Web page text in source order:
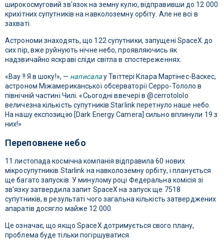
широкосмуговий зв'язок на земну кулю, відправивши до 12 000
крихітних супутників на навколоземну орбіту. Але не всі в
захваті.
Астрономи знаходять, що 122 супутники, запущені SpaceX до
сих пір, вже руйнують нічне небо, проявляючись як
надзвичайно яскраві сліди світла в спостереженнях.
«Вау !! Я в шоку!», — написалау Твіттері Клара Мартінес-Васкес,
астроном Міжамериканської обсерваторії Серро-Тололо в
північній частині Чилі. «Сьогодні ввечері в @cerrotololo
величезна кількість супутників Starlink перетнуло наше небо.
На нашу експозицію [Dark Energy Camera] сильно вплинули 19 з
них!»
Переповнене небо
11 листопада космічна компанія відправила 60 нових
мікросупутників Starlink на навколоземну орбіту, і планується
ще багато запусків. У минулому році Федеральна комісія зі
зв'язку затвердила запит SpaceX на запуск ще 7518
супутників, в результаті чого загальна кількість затверджених
апаратів досягло майже 12 000.
Це означає, що якщо SpaceX дотримується свого плану,
проблема буде тільки погіршуватися.